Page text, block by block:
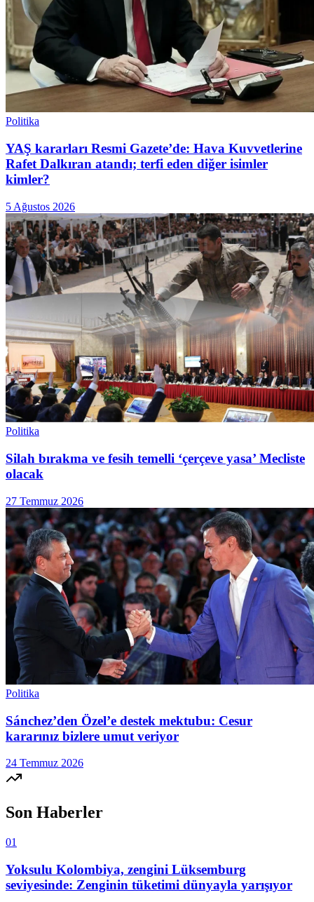
Politika
YAŞ kararları Resmi Gazete’de: Hava Kuvvetlerine
Rafet Dalkıran atandı; terfi eden diğer isimler
kimler?
5 Ağustos 2026
Politika
Silah bırakma ve fesih temelli ‘çerçeve yasa’ Mecliste
olacak
27 Temmuz 2026
Politika
Sánchez’den Özel’e destek mektubu: Cesur
kararınız bizlere umut veriyor
24 Temmuz 2026
Son Haberler
01
Yoksulu Kolombiya, zengini Lüksemburg
seviyesinde: Zenginin tüketimi dünyayla yarışıyor